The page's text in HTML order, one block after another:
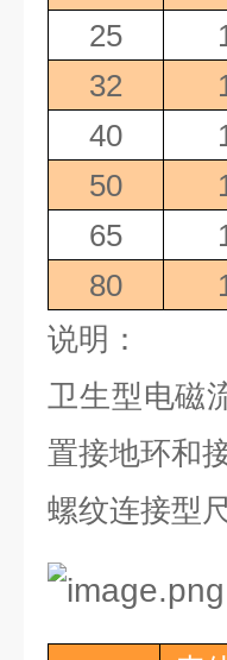
25
32
40
50
65
80
说明：
卫生型电磁
置接地环和
螺纹连接型